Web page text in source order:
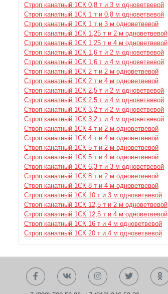
Строп канатный 1СК 0,8 т и 3 м одноветвевой
Строп канатный 1СК 1 т и 0,8 м одноветвевой
Строп канатный 1СК 1 т и 3 м одноветвевой
Строп канатный 1СК 1,25 т и 2 м одноветвевой
Строп канатный 1СК 1,25 т и 4 м одноветвевой
Строп канатный 1СК 1,6 т и 2 м одноветвевой
Строп канатный 1СК 1,6 т и 4 м одноветвевой
Строп канатный 1СК 2 т и 2 м одноветвевой
Строп канатный 1СК 2 т и 4 м одноветвевой
Строп канатный 1СК 2,5 т и 2 м одноветвевой
Строп канатный 1СК 2,5 т и 4 м одноветвевой
Строп канатный 1СК 3,2 т и 2 м одноветвевой
Строп канатный 1СК 3,2 т и 4 м одноветвевой
Строп канатный 1СК 4 т и 2 м одноветвевой
Строп канатный 1СК 4 т и 4 м одноветвевой
Строп канатный 1СК 5 т и 2 м одноветвевой
Строп канатный 1СК 5 т и 4 м одноветвевой
Строп канатный 1СК 6,3 т и 3 м одноветвевой
Строп канатный 1СК 8 т и 2 м одноветвевой
Строп канатный 1СК 8 т и 4 м одноветвевой
Строп канатный 1СК 10 т и 3 м одноветвевой
Строп канатный 1СК 12,5 т и 2 м одноветвевой
Строп канатный 1СК 12,5 т и 4 м одноветвевой
Строп канатный 1СК 16 т и 4 м одноветвевой
Строп канатный 1СК 20 т и 4 м одноветвевой